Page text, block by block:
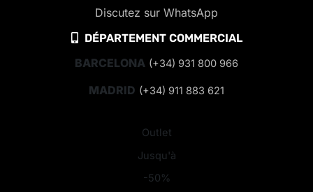
Discutez sur WhatsApp
DÉPARTEMENT COMMERCIAL
BARCELONA (+34) 931 800 966
MADRID (+34) 911 883 621
Outlet
Jusqu'à
-50%